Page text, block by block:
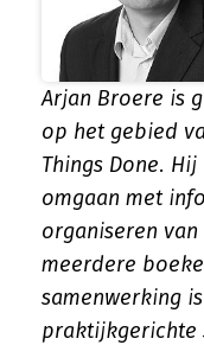
Arjan Broere is
op het gebied
Things Done.
omgaan met
organiseren
meerdere
samenwerking
praktijkgerichte